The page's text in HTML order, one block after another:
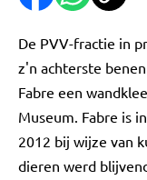
De PVV-fractie in
z'n achterste
Fabre een
Museum. Fabre is
2012 bij wijze van
dieren werd